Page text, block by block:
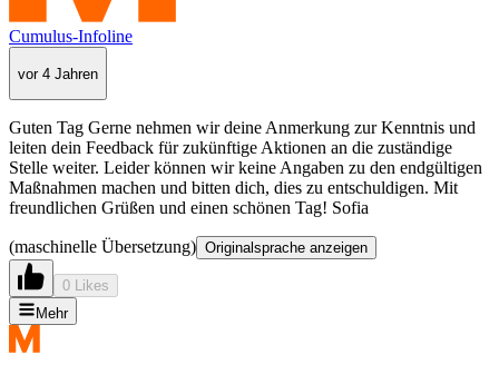
Cumulus-Infoline
vor 4 Jahren
Guten Tag Gerne nehmen wir deine Anmerkung zur Kenntnis und
leiten dein Feedback für zukünftige Aktionen an die zuständige
Stelle weiter. Leider können wir keine Angaben zu den endgültigen
Maßnahmen machen und bitten dich, dies zu entschuldigen. Mit
freundlichen Grüßen und einen schönen Tag! Sofia
(maschinelle Übersetzung) Originalsprache anzeigen
0 Likes
Mehr